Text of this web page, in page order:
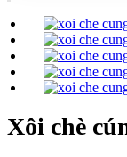
Xôi chè